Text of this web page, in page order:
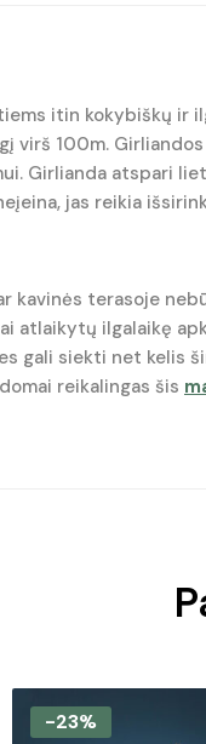
itin kokybiškų ir
virš 100m.
Girlianda atspari
jas reikia
kavinės terasoje
atlaikytų ilgalaikę
gali siekti net kelis
reikalingas šis
-23%